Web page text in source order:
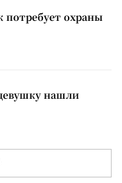
потребует охраны
нашли